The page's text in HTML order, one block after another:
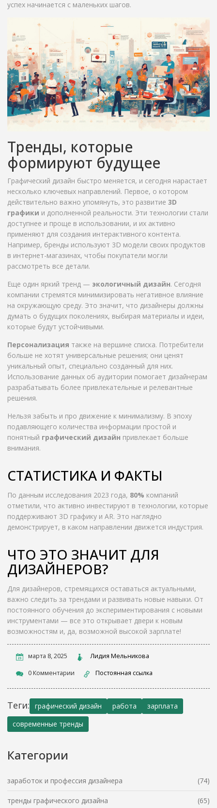
успех начинается с маленьких шагов.
Тренды, которые
формируют будущее
Графический дизайн быстро меняется, и сегодня нарастает
несколько ключевых направлений. Первое, о котором
действительно важно упомянуть, это развитие 3D
графики и дополненной реальности. Эти технологии стали
доступнее и проще в использовании, и их активно
применяют для создания интерактивного контента.
Например, бренды используют 3D модели своих продуктов
в интернет-магазинах, чтобы покупатели могли
рассмотреть все детали.
Еще один яркий тренд — экологичный дизайн. Сегодня
компании стремятся минимизировать негативное влияние
на окружающую среду. Это значит, что дизайнеры должны
думать о будущих поколениях, выбирая материалы и идеи,
которые будут устойчивыми.
Персонализация также на вершине списка. Потребители
больше не хотят универсальные решения; они ценят
уникальный опыт, специально созданный для них.
Использование данных об аудитории помогает дизайнерам
разрабатывать более привлекательные и релевантные
решения.
Нельзя забыть и про движение к минимализму. В эпоху
подавляющего количества информации простой и
понятный графический дизайн привлекает больше
внимания.
СТАТИСТИКА И ФАКТЫ
По данным исследования 2023 года, 80% компаний
отметили, что активно инвестируют в технологии, которые
поддерживают 3D графику и AR. Это наглядно
демонстрирует, в каком направлении движется индустрия.
ЧТО ЭТО ЗНАЧИТ ДЛЯ
ДИЗАЙНЕРОВ?
Для дизайнеров, стремящихся оставаться актуальными,
важно следить за трендами и развивать новые навыки. От
постоянного обучения до экспериментирования с новыми
инструментами — все это открывает двери к новым
возможностям и, да, возможной высокой зарплате!
марта 8, 2025 Лидия Мельникова
0 Комментарии Постоянная ссылка
Теги: графический дизайн работа
зарплата
современные тренды
Категории
заработок и профессия дизайнера (74)
тренды графического дизайна (65)